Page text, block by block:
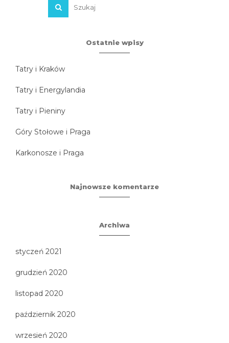
Ostatnie wpisy
Tatry i Kraków
Tatry i Energylandia
Tatry i Pieniny
Góry Stołowe i Praga
Karkonosze i Praga
Najnowsze komentarze
Archiwa
styczeń 2021
grudzień 2020
listopad 2020
październik 2020
wrzesień 2020